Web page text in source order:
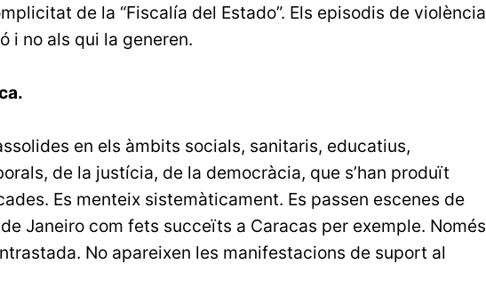
de la “Fiscalía del Estado”. Els episodis de violència
i no als qui la generen.
en els àmbits socials, sanitaris, educatius,
de la justícia, de la democràcia, que s’han produït
Es menteix sistemàticament. Es passen escenes de
Janeiro com fets succeïts a Caracas per exemple. Només
No apareixen les manifestacions de suport al